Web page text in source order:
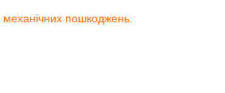
пошкоджень.